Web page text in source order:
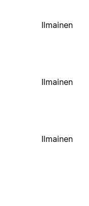
Ilmainen
Ilmainen
Ilmainen